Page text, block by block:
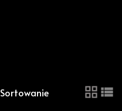
Sortowanie
tabela